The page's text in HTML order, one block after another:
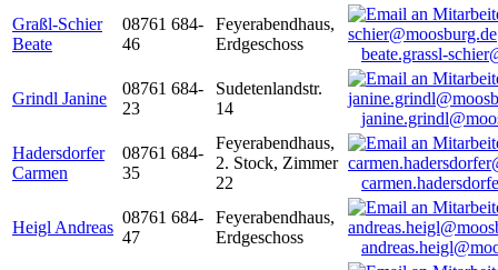
Graßl-Schier
Beate
08761 684-
46
Feyerabendhaus,
Erdgeschoss
beate.grassl-
Grindl Janine
08761 684-
23
Sudetenlandstr.
14
Hadersdorfer
Carmen
08761 684-
35
Feyerabendhaus,
2. Stock, Zimmer
22
Heigl Andreas
08761 684-
47
Feyerabendhaus,
Erdgeschoss